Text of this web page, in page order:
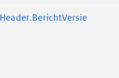
Header.BerichtVersie